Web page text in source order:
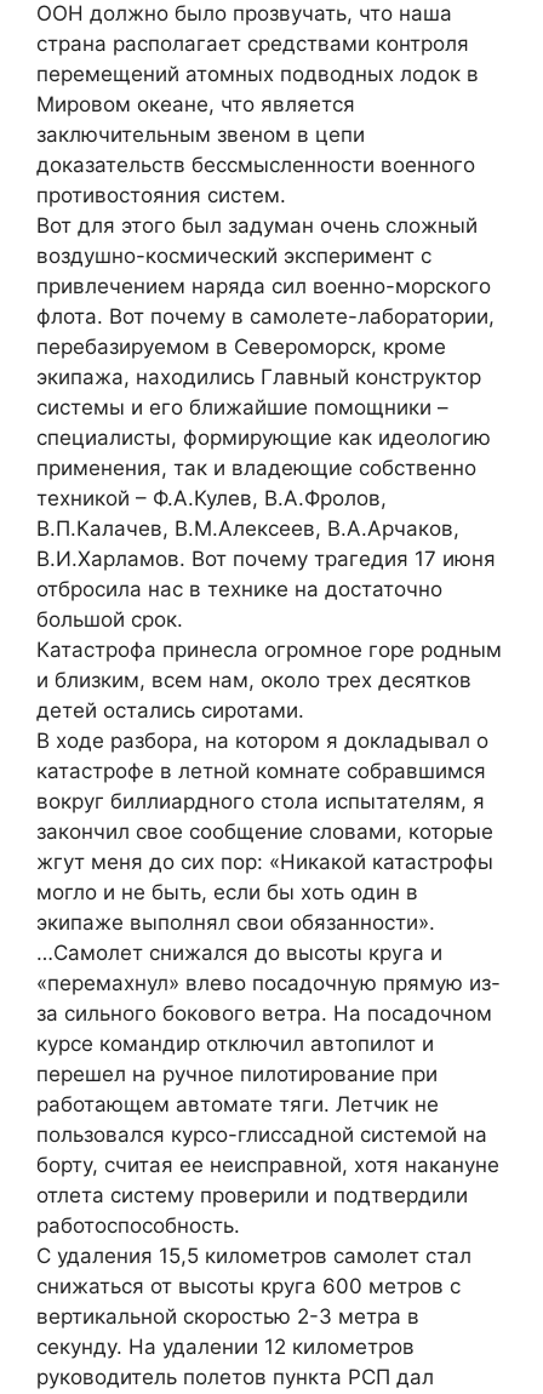
ООН должно было прозвучать, что наша
страна располагает средствами контроля
перемещений атомных подводных лодок в
Мировом океане, что является
заключительным звеном в цепи
доказательств бессмысленности военного
противостояния систем.
Вот для этого был задуман очень сложный
воздушно-космический эксперимент с
привлечением наряда сил военно-морского
флота. Вот почему в самолете-лаборатории,
перебазируемом в Североморск, кроме
экипажа, находились Главный конструктор
системы и его ближайшие помощники –
специалисты, формирующие как идеологию
применения, так и владеющие собственно
техникой – Ф.А.Кулев, В.А.Фролов,
В.П.Калачев, В.М.Алексеев, В.А.Арчаков,
В.И.Харламов. Вот почему трагедия 17 июня
отбросила нас в технике на достаточно
большой срок.
Катастрофа принесла огромное горе родным
и близким, всем нам, около трех десятков
детей остались сиротами.
В ходе разбора, на котором я докладывал о
катастрофе в летной комнате собравшимся
вокруг биллиардного стола испытателям, я
закончил свое сообщение словами, которые
жгут меня до сих пор: «Никакой катастрофы
могло и не быть, если бы хоть один в
экипаже выполнял свои обязанности».
…Самолет снижался до высоты круга и
«перемахнул» влево посадочную прямую из-
за сильного бокового ветра. На посадочном
курсе командир отключил автопилот и
перешел на ручное пилотирование при
работающем автомате тяги. Летчик не
пользовался курсо-глиссадной системой на
борту, считая ее неисправной, хотя накануне
отлета систему проверили и подтвердили
работоспособность.
С удаления 15,5 километров самолет стал
снижаться от высоты круга 600 метров с
вертикальной скоростью 2-3 метра в
секунду. На удалении 12 километров
руководитель полетов пункта РСП дал